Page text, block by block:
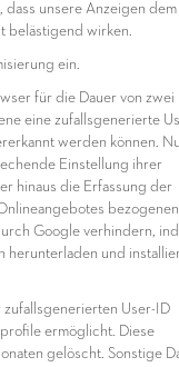
unsere Anzeigen dem
belästigend wirken.
ein.
für die Dauer von zwei
eine zufallsgenerierte
werden können.
Einstellung ihrer
hinaus die Erfassung der
bezogenen
Google verhindern,
herunterladen und
zufallsgenerierten User-ID
ermöglicht. Diese
gelöscht. Sonstige